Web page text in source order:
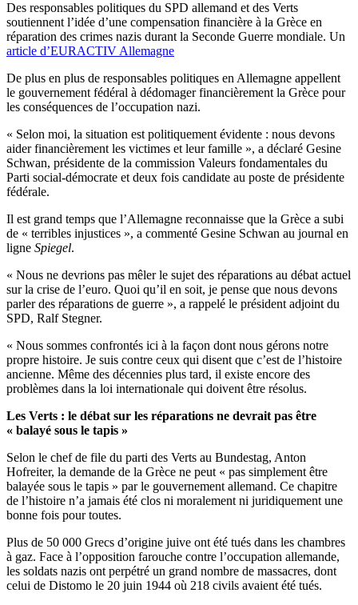
Des responsables politiques du SPD allemand et des Verts
soutiennent l’idée d’une compensation financière à la Grèce en
réparation des crimes nazis durant la Seconde Guerre mondiale. Un
article d’EURACTIV Allemagne
De plus en plus de responsables politiques en Allemagne appellent
le gouvernement fédéral à dédomager financièrement la Grèce pour
les conséquences de l’occupation nazi.
« Selon moi, la situation est politiquement évidente : nous devons
aider financièrement les victimes et leur famille », a déclaré Gesine
Schwan, présidente de la commission Valeurs fondamentales du
Parti social-démocrate et deux fois candidate au poste de présidente
fédérale.
Il est grand temps que l’Allemagne reconnaisse que la Grèce a subi
de « terribles injustices », a commenté Gesine Schwan au journal en
ligne Spiegel.
« Nous ne devrions pas mêler le sujet des réparations au débat actuel
sur la crise de l’euro. Quoi qu’il en soit, je pense que nous devons
parler des réparations de guerre », a rappelé le président adjoint du
SPD, Ralf Stegner.
« Nous sommes confrontés ici à la façon dont nous gérons notre
propre histoire. Je suis contre ceux qui disent que c’est de l’histoire
ancienne. Même des décennies plus tard, il existe encore des
problèmes dans la loi internationale qui doivent être résolus.
Les Verts : le débat sur les réparations ne devrait pas être
« balayé sous le tapis »
Selon le chef de file du parti des Verts au Bundestag, Anton
Hofreiter, la demande de la Grèce ne peut « pas simplement être
balayée sous le tapis » par le gouvernement allemand. Ce chapitre
de l’histoire n’a jamais été clos ni moralement ni juridiquement une
bonne fois pour toutes.
Plus de 50 000 Grecs d’origine juive ont été tués dans les chambres
à gaz. Face à l’opposition farouche contre l’occupation allemande,
les soldats nazis ont perpétré un grand nombre de massacres, dont
celui de Distomo le 20 juin 1944 où 218 civils avaient été tués.